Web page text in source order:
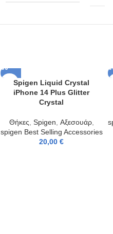
Spigen Liquid Crystal
iPhone 14 Plus Glitter
Crystal
Θήκες Spigen Αξεσουάρ,
spigen Best Selling Accessories
20,00€